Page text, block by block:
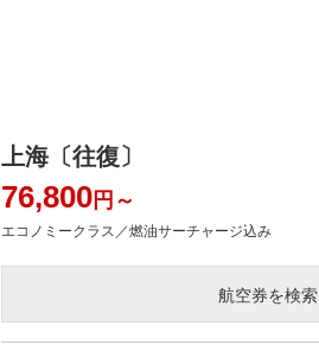
上海〔往復〕
76,800 円～
エコノミークラス／燃油サーチャージ込み
航空券を検索